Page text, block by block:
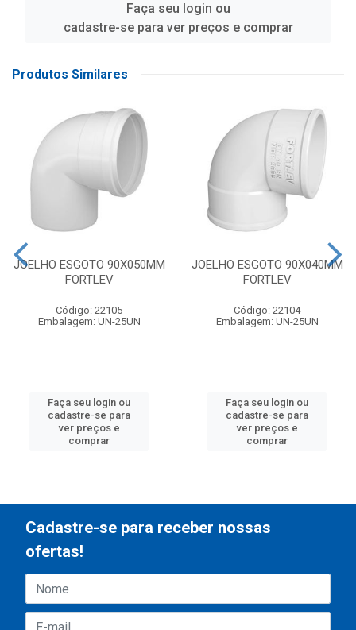
Faça seu login ou
cadastre-se para ver preços e comprar
Produtos Similares
JOELHO ESGOTO 90X050MM
FORTLEV
Código: 22105
Embalagem: UN-25UN
Faça seu login ou
cadastre-se para
ver preços e
comprar
JOELHO ESGOTO 90X040MM
FORTLEV
Código: 22104
Embalagem: UN-25UN
Faça seu login ou
cadastre-se para
ver preços e
comprar
Cadastre-se para receber nossas
ofertas!